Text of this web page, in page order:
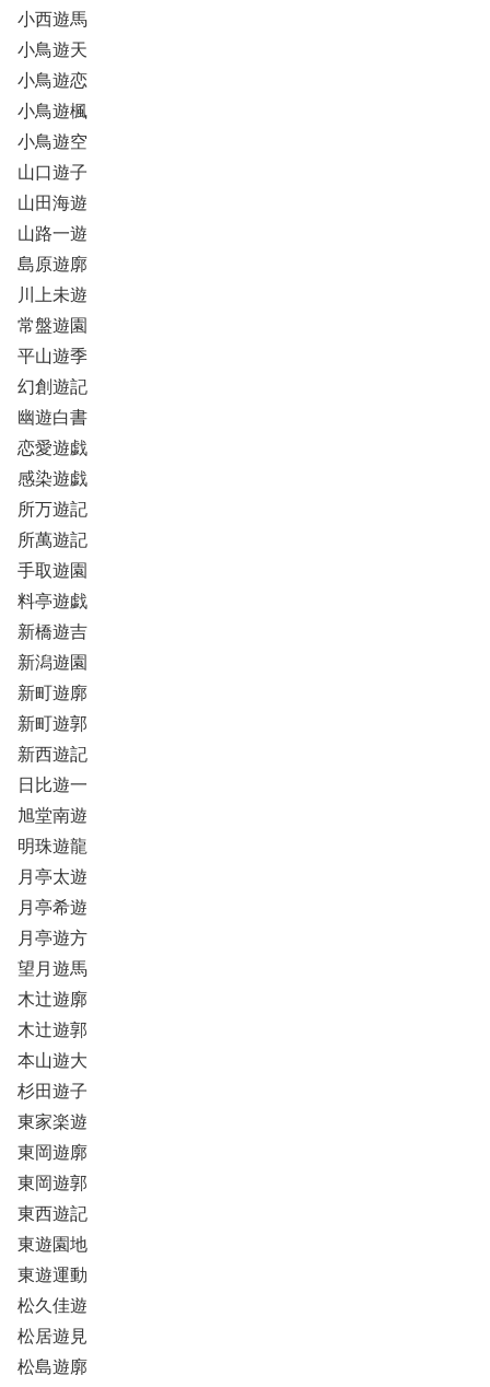
小西遊馬
小鳥遊天
小鳥遊恋
小鳥遊楓
小鳥遊空
山口遊子
山田海遊
山路一遊
島原遊廓
川上未遊
常盤遊園
平山遊季
幻創遊記
幽遊白書
恋愛遊戯
感染遊戯
所万遊記
所萬遊記
手取遊園
料亭遊戯
新橋遊吉
新潟遊園
新町遊廓
新町遊郭
新西遊記
日比遊一
旭堂南遊
明珠遊龍
月亭太遊
月亭希遊
月亭遊方
望月遊馬
木辻遊廓
木辻遊郭
本山遊大
杉田遊子
東家楽遊
東岡遊廓
東岡遊郭
東西遊記
東遊園地
東遊運動
松久佳遊
松居遊見
松島遊廓